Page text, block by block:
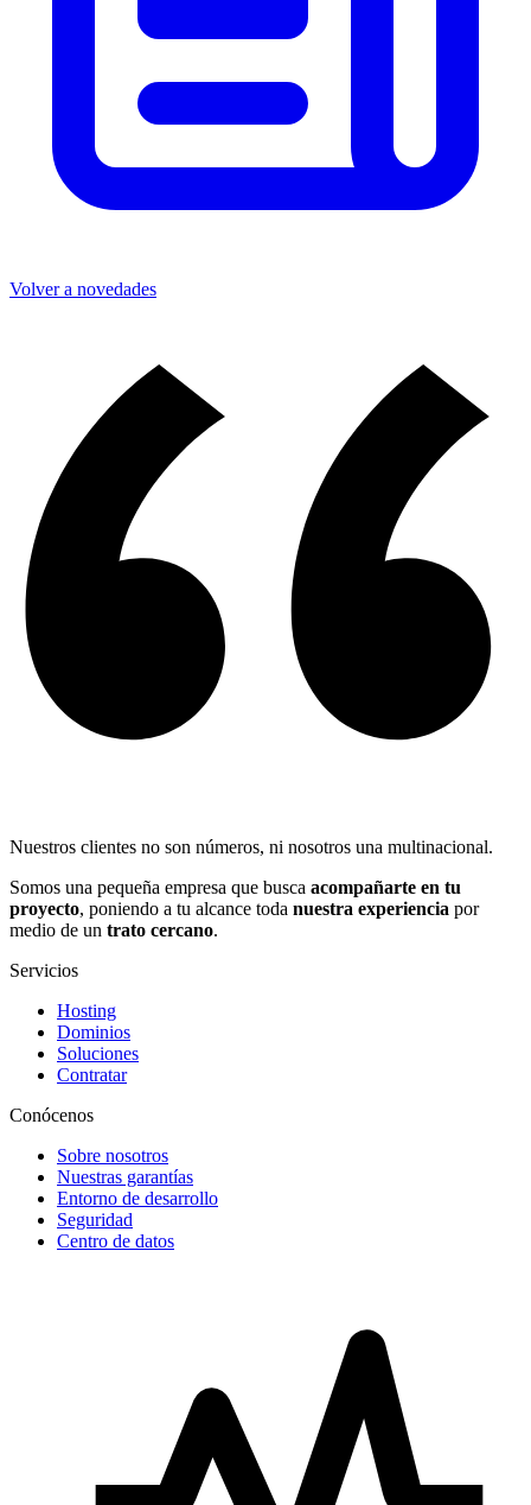
Volver a novedades
Nuestros clientes no son números, ni nosotros una multinacional.
Somos una pequeña empresa que busca acompañarte en tu
proyecto, poniendo a tu alcance toda nuestra experiencia por
medio de un trato cercano.
Servicios
Hosting
Dominios
Soluciones
Contratar
Conócenos
Sobre nosotros
Nuestras garantías
Entorno de desarrollo
Seguridad
Centro de datos